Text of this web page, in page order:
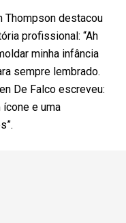
Thompson destacou
profissional: “Ah
minha infância
sempre lembrado.
De Falco escreveu:
ícone e uma